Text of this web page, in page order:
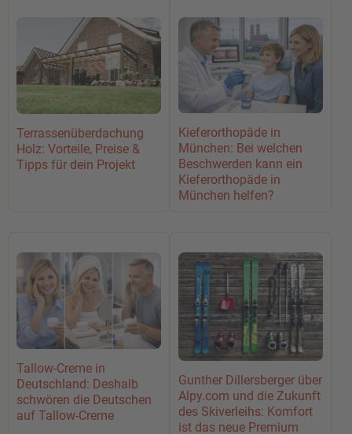
Terrassenüberdachung
Holz: Vorteile, Preise &
Tipps für dein Projekt
Kieferorthopäde in
München: Bei welchen
Beschwerden kann ein
Kieferorthopäde in
München helfen?
Tallow-Creme in
Deutschland: Deshalb
schwören die Deutschen
auf Tallow-Creme
Gunther Dillersberger über
Alpy.com und die Zukunft
des Skiverleihs: Komfort
ist das neue Premium